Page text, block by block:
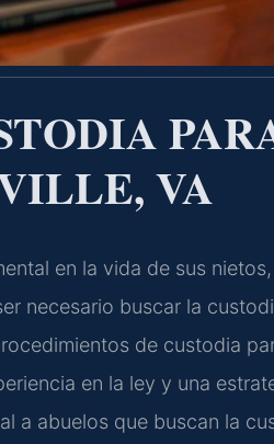
VA
en la vida de sus
necesario buscar la
de custodia
en la ley y una
a abuelos que buscan la